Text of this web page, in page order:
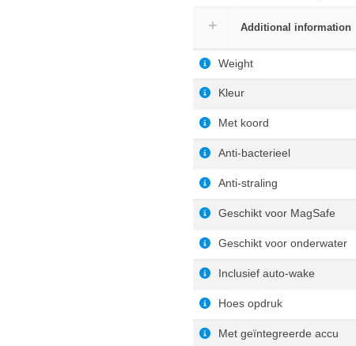
Additional information
Weight
Kleur
Met koord
Anti-bacterieel
Anti-straling
Geschikt voor MagSafe
Geschikt voor onderwater
Inclusief auto-wake
Hoes opdruk
Met geïntegreerde accu